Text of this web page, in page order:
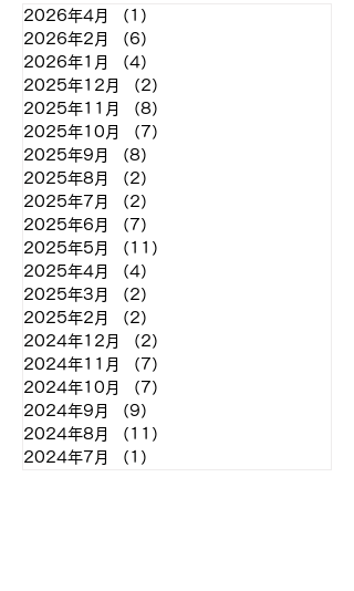
2026年4月 （1）
2026年2月
（6）
2026年1月
（4）
2025年12月
（2）
2025年11月
（8）
2025年10月
（7）
2025年9月
（8）
2025年8月
（2）
2025年7月
（2）
2025年6月
（7）
2025年5月
（11）
2025年4月
（4）
2025年3月
（2）
2025年2月
（2）
2024年12月
（2）
2024年11月
（7）
2024年10月
（7）
2024年9月
（9）
2024年8月
（11）
2024年7月
（1）